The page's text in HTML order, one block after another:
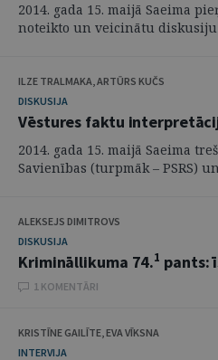
2014. gada 15. maijā Saeima
noteikto un veicinātu
ILZE TRALMAKA, ARTŪRS KUČS
DISKUSIJA
Vēstures faktu
2014. gada 15. maijā Saeima
Savienības (turpmāk – PSRS)
ALEKSEJS DIMITROVS
DISKUSIJA
Krimināllikuma 74.1 pants:
1 KOMENTĀRI
KRISTĪNE GAILĪTE, EVA VĪKSNA
INTERVIJA